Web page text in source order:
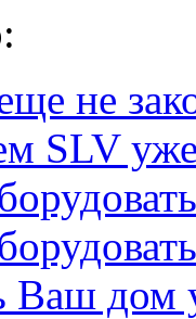
не
SLV
Ваш дом